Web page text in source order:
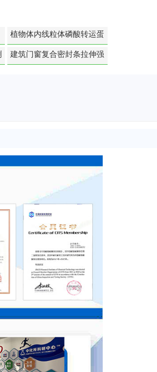
植物体内线粒体磷酸转运蛋
白活性检测
建筑门窗复合密封条拉伸强